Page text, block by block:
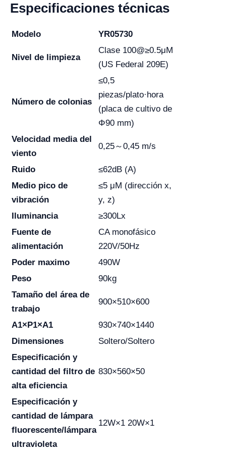
Especificaciones técnicas
Modelo YR05730
Nivel de limpieza
Clase 100@≥0.5μM
(US Federal 209E)
Número de colonias
≤0,5
piezas/plato·hora
(placa de cultivo de
Φ90 mm)
Velocidad media del
viento
0,25～0,45 m/s
Ruido
≤62dB (A)
Medio pico de
vibración
≤5 μM (dirección x,
y, z)
Iluminancia
≥300Lx
Fuente de
alimentación
CA monofásico
220V/50Hz
Poder maximo
490W
Peso
90kg
Tamaño del área de
trabajo
900×510×600
A1×P1×A1
930×740×1440
Dimensiones
Soltero/Soltero
Especificación y
cantidad del filtro de
alta eficiencia
830×560×50
Especificación y
cantidad de lámpara
fluorescente/lámpara
ultravioleta
12W×1 20W×1